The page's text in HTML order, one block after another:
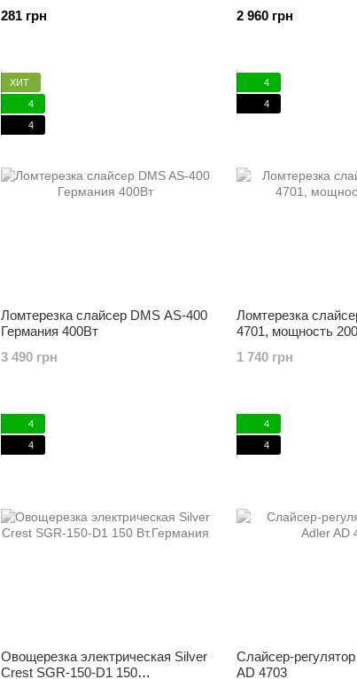
281 грн
2 960 грн
ХИТ
4
4
Ломтерезка слайсер DMS AS-400
Германия 400Вт
3 490 грн
4
4
Ломтерезка
4701, мощность
1 740 грн
4
4
Овощерезка электрическая Silver
Crest SGR-150-D1 150
4
4
Слайсер-
AD 4703